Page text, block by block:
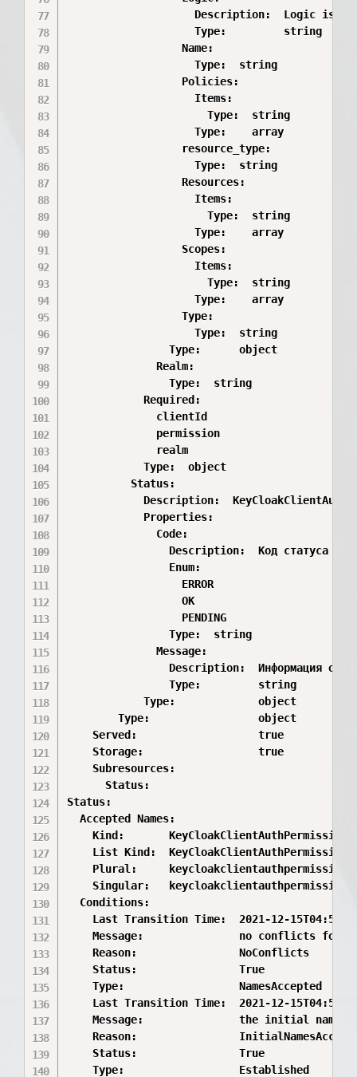
Description:  Logic is
                    Type:         string
                  Name:
                    Type:  string
                  Policies:
                    Items:
                      Type:  string
                    Type:    array
                  resource_type:
                    Type:  string
                  Resources:
                    Items:
                      Type:  string
                    Type:    array
                  Scopes:
                    Items:
                      Type:  string
                    Type:    array
                  Type:
                    Type:  string
                Type:      object
              Realm:
                Type:  string
            Required:
              clientId
              permission
              realm
            Type:  object
          Status:
Description:
            Properties:
              Code:
                Description:  Код статуса
                Enum:
                  ERROR
                  OK
                  PENDING
                Type:  string
              Message:
Description:  Информация о
                Type:         string
            Type:             object
        Type:                 object
    Served:                   true
    Storage:                  true
    Subresources:
      Status:
Status:
  Accepted Names:
    Kind:       KeyCloakClientAuthPermission
List Kind:
    Plural:     keycloakclientauthpermissions
    Singular:   keycloakclientauthpermission
  Conditions:
Last Transition Time:  2021-12-
    Message:               no conflicts found
    Reason:                NoConflicts
    Status:                True
    Type:                  NamesAccepted
Last Transition Time:  2021-12-
Message:               the initial names
Reason:
    Status:                True
    Type:                  Established